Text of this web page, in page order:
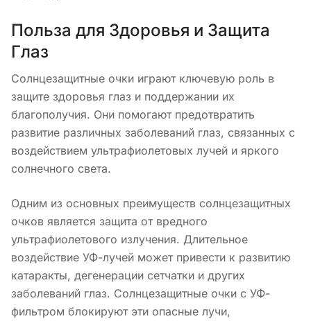
Польза для Здоровья и Защита
Глаз
Солнцезащитные очки играют ключевую роль в
защите здоровья глаз и поддержании их
благополучия. Они помогают предотвратить
развитие различных заболеваний глаз, связанных с
воздействием ультрафиолетовых лучей и яркого
солнечного света.
Одним из основных преимуществ солнцезащитных
очков является защита от вредного
ультрафиолетового излучения. Длительное
воздействие УФ-лучей может привести к развитию
катаракты, дегенерации сетчатки и других
заболеваний глаз. Солнцезащитные очки с УФ-
фильтром блокируют эти опасные лучи,